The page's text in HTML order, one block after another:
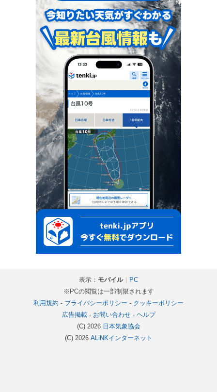
表示： モバイル｜
PC
※PCの閲覧は一部制限されます
利用規約 - プライバシーポリシー - クッキーポリシー
広告掲載- お問い合わせ- ヘルプ
(C) 2026 日本気象協会
(C) 2026 ALiNKインターネット